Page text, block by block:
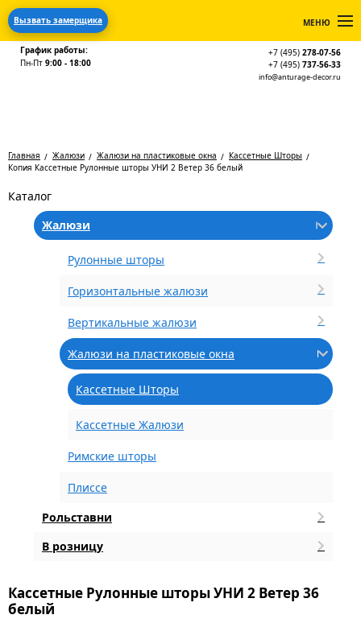
Вызвать замерщика МЕНЮ
График работы:
Пн-Пт 9:00 - 18:00
+7 (495) 278-07-56
+7 (495) 737-56-33
info@anturage-decor.ru
Главная Жалюзи Жалюзи на пластиковые окна
Кассетные Шторы
Копия Кассетные Рулонные шторы УНИ 2 Ветер 36 белый
Каталог
Жалюзи
Рулонные шторы
Горизонтальные жалюзи
Вертикальные жалюзи
Жалюзи на пластиковые окна
Кассетные Шторы
Кассетные Жалюзи
Римские шторы
Плиссе
Рольставни
В розницу
Кассетные Рулонные шторы УНИ 2 Ветер 36
белый